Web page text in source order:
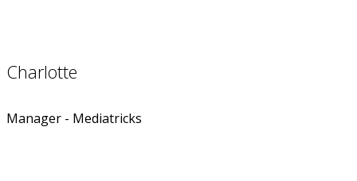
Charlotte
Manager - Mediatricks